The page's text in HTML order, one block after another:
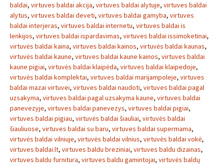
baldai, virtuves baldai akcija, virtuves baldai alytuje, virtuves baldai
alytus, virtuves baldai deveti, virtuves baldai gamyba, virtuves
baldai interjeras, virtuves baldai internetu, virtuves baldai is
lenkijos, virtuves baldai ispardavimas, virtuves baldai issimoketinai,
virtuvės baldai kaina, virtuves baldai kainos, virtuvės baldai kaunas,
virtuvės baldai kaune, virtuves baldai kaune kainos, virtuves baldai
kaune pigiai, virtuvės baldai klaipėda, virtuves baldai klaipedoje,
virtuvės baldai komplektai, virtuves baldai marijampoleje, virtuves
baldai mazai virtuvei, virtuves baldai naudoti, virtuves baldai pagal
uzsakyma, virtuves baldai pagal uzsakyma kaune, virtuves baldai
panevezyje, virtuves baldai panevezys, virtuves baldai pigiai,
virtuves baldai pigiau, virtuvės baldai šiauliai, virtuvės baldai
šiauliuose, virtuves baldai su baru, virtuves baldai supermama,
virtuvės baldai vilniuje, virtuvės baldai vilnius, virtuvės baldai vokė,
virtuves baldai.lt, virtuves baldu breziniai, virtuves baldu dizainas,
virtuves baldu furnitura, virtuves baldu gamintojai, virtuvės baldų